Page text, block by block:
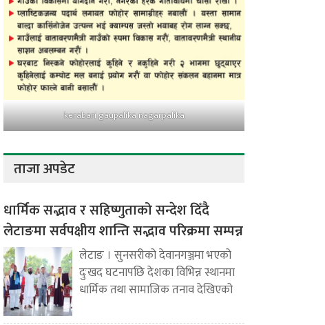
kerabari gaupalika nagarpalika
ताजा अपडेट
धार्मिक सद्भाव र सहिष्णुताको सन्देश दिँदै
लेटाङमा सर्वपक्षीय शान्ति सद्भाव परिक्रमा सम्पन्न
लेटाङ । सुनसरीको देवानगञ्जमा भएको
दुःखद घटनापछि देशका विभिन्न स्थानमा
धार्मिक तथा सामाजिक तनाव देखिएको